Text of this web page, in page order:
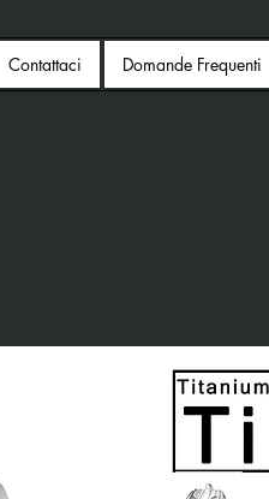
Contattaci Domande Frequenti